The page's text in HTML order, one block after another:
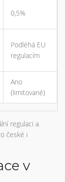
0,5%
Podléhá EU
regulacím
Ano
(limitované)
regulaci a
české i
v